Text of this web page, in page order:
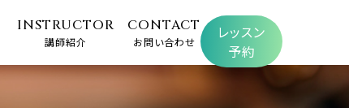
INSTRUCTOR
講師紹介
CONTACT
お問い合わせ
レッスン
予約